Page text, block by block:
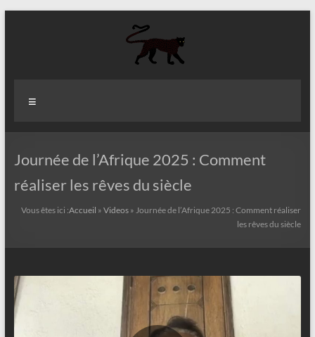
Fall
Internationaliste
Journée de l’Afrique 2025 : Comment
réaliser les rêves du siècle
Vous êtes ici :Accueil »Videos »Journée de l’Afrique 2025 : Comment réaliser
les rêves du siècle